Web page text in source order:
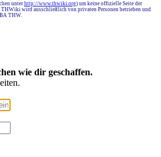
unter http://www.thwiki.org) um keine offizielle Seite der
THWiki wird ausschließlich von privaten Personen betrieben und
THW.
wie dir geschaffen.